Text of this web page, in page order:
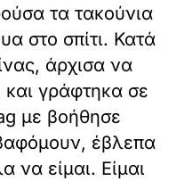
τα τακούνια
στο σπίτι. Κατά
άρχισα να
γράφτηκα σε
με βοήθησε
έβλεπα
να είμαι. Είμαι